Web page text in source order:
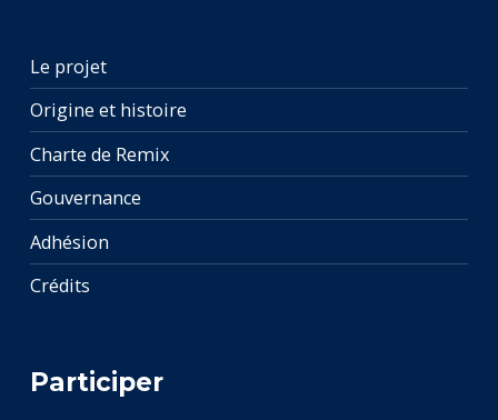
Le projet
Origine et histoire
Charte de Remix
Gouvernance
Adhésion
Crédits
Participer